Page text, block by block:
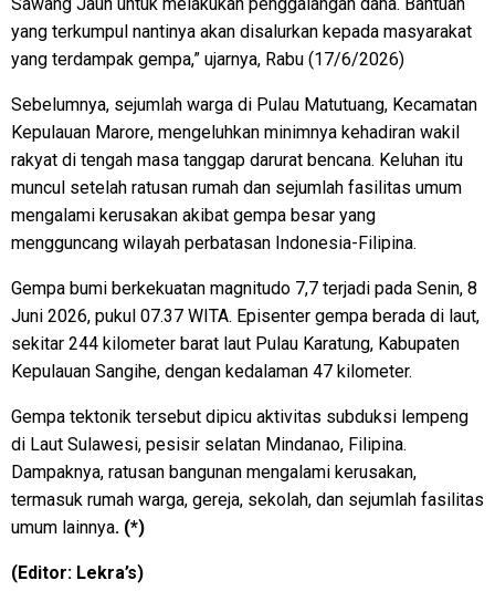
yang terkumpul nantinya akan disalurkan kepada masyarakat
yang terdampak gempa,” ujarnya, Rabu (17/6/2026)
Sebelumnya, sejumlah warga di Pulau Matutuang, Kecamatan
Kepulauan Marore, mengeluhkan minimnya kehadiran wakil
rakyat di tengah masa tanggap darurat bencana. Keluhan itu
muncul setelah ratusan rumah dan sejumlah fasilitas umum
mengalami kerusakan akibat gempa besar yang
mengguncang wilayah perbatasan Indonesia-Filipina.
Gempa bumi berkekuatan magnitudo 7,7 terjadi pada Senin, 8
Juni 2026, pukul 07.37 WITA. Episenter gempa berada di laut,
sekitar 244 kilometer barat laut Pulau Karatung, Kabupaten
Kepulauan Sangihe, dengan kedalaman 47 kilometer.
Gempa tektonik tersebut dipicu aktivitas subduksi lempeng
di Laut Sulawesi, pesisir selatan Mindanao, Filipina.
Dampaknya, ratusan bangunan mengalami kerusakan,
termasuk rumah warga, gereja, sekolah, dan sejumlah fasilitas
umum lainnya. (*)
(Editor: Lekra’s)